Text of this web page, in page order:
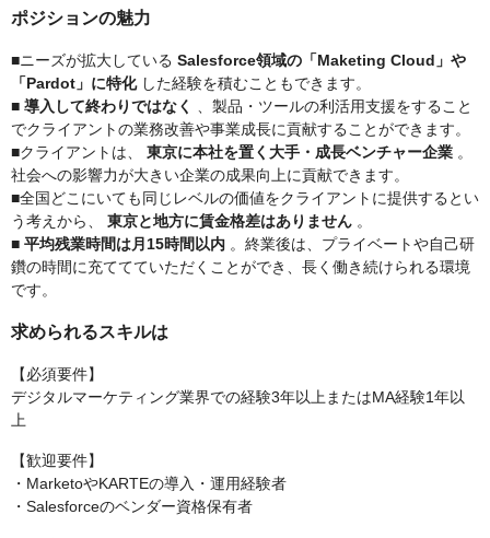
ポジションの魅力
■ニーズが拡大している Salesforce領域の「Maketing Cloud」や
「Pardot」に特化した経験を積むこともできます。
■ 導入して終わりではなく 、製品・ツールの利活用支援をすること
でクライアントの業務改善や事業成長に貢献することができます。
■クライアントは、 東京に本社を置く大手・成長ベンチャー企業 。
社会への影響力が大きい企業の成果向上に貢献できます。
■全国どこにいても同じレベルの価値をクライアントに提供するとい
う考えから、 東京と地方に賃金格差はありません 。
■ 平均残業時間は月15時間以内 。終業後は、プライベートや自己研
鑽の時間に充ててていただくことができ、長く働き続けられる環境
です。
求められるスキルは
【必須要件】
デジタルマーケティング業界での経験3年以上またはMA経験1年以
上
【歓迎要件】
・MarketoやKARTEの導入・運用経験者
・Salesforceのベンダー資格保有者